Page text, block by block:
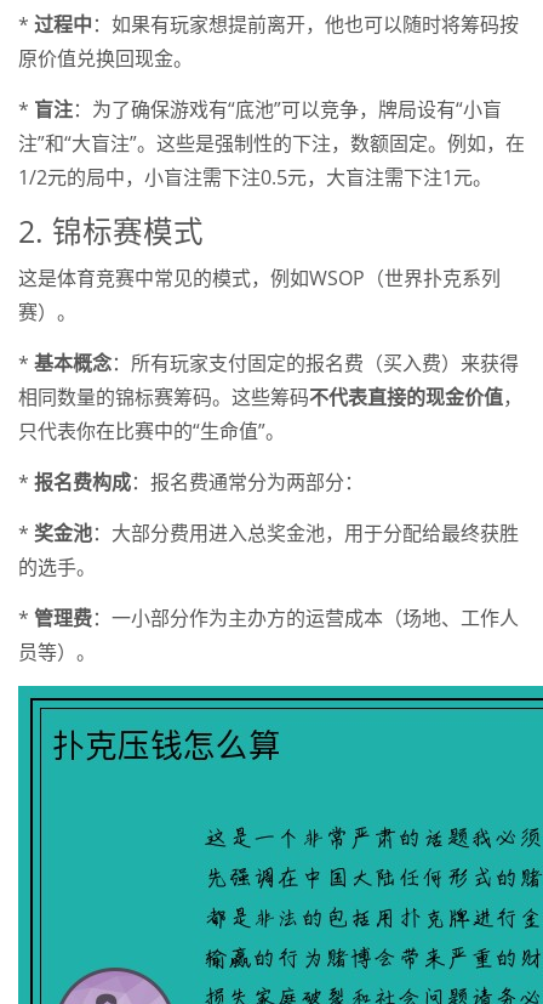
* 过程中：如果有玩家想提前离开，他也可以随时将筹码按
原价值兑换回现金。
* 盲注：为了确保游戏有“底池”可以竞争，牌局设有“小盲
注”和“大盲注”。这些是强制性的下注，数额固定。例如，在
1/2元的局中，小盲注需下注0.5元，大盲注需下注1元。
2. 锦标赛模式
这是体育竞赛中常见的模式，例如WSOP（世界扑克系列
赛）。
* 基本概念：所有玩家支付固定的报名费（买入费）来获得
相同数量的锦标赛筹码。这些筹码不代表直接的现金价值，
只代表你在比赛中的“生命值”。
* 报名费构成：报名费通常分为两部分：
* 奖金池：大部分费用进入总奖金池，用于分配给最终获胜
的选手。
* 管理费：一小部分作为主办方的运营成本（场地、工作人
员等）。